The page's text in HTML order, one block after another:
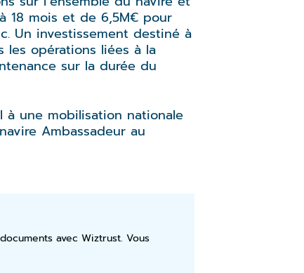
18 mois et de 6,5M€ pour
Un investissement destiné à
les opérations liées à la
sur la durée du
une mobilisation nationale
Ambassadeur au
avec Wiztrust. Vous